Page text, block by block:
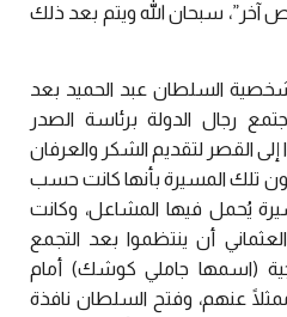
سبحان الله ويتم بعد ذلك
السلطان عبد الحميد بعد
رجال الدولة برئاسة الصدر
القصر لتقديم الشكر والعرفان
تلك المسيرة بأنها كانت حسب
يُحمل فيها المشاعل، وكانت
أن ينتظموا بعد التجمع
(اسمها جاملي كوشك) أمام
عنهم، وفتح السلطان نافذة